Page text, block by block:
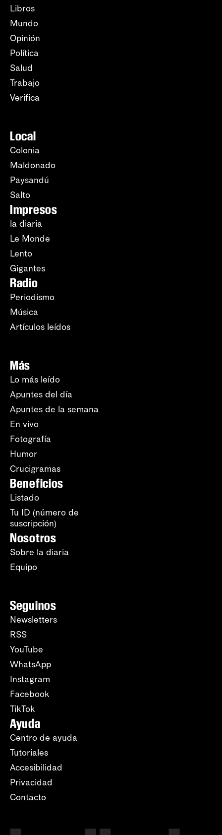
Libros
Mundo
Opinión
Política
Salud
Trabajo
Verifica
Local
Colonia
Maldonado
Paysandú
Salto
Impresos
la diaria
Le Monde
Lento
Gigantes
Radio
Periodismo
Música
Artículos leídos
Más
Lo más leído
Apuntes del día
Apuntes de la semana
En vivo
Fotografía
Humor
Crucigramas
Beneficios
Listado
Tu ID (número de
suscripción)
Nosotros
Sobre la diaria
Equipo
Seguinos
Newsletters
RSS
YouTube
WhatsApp
Instagram
Facebook
TikTok
Ayuda
Centro de ayuda
Tutoriales
Accesibilidad
Privacidad
Contacto